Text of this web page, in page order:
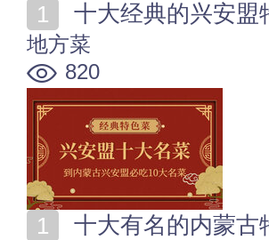
十大经典的兴安盟
地方菜
820
十大有名的内蒙古